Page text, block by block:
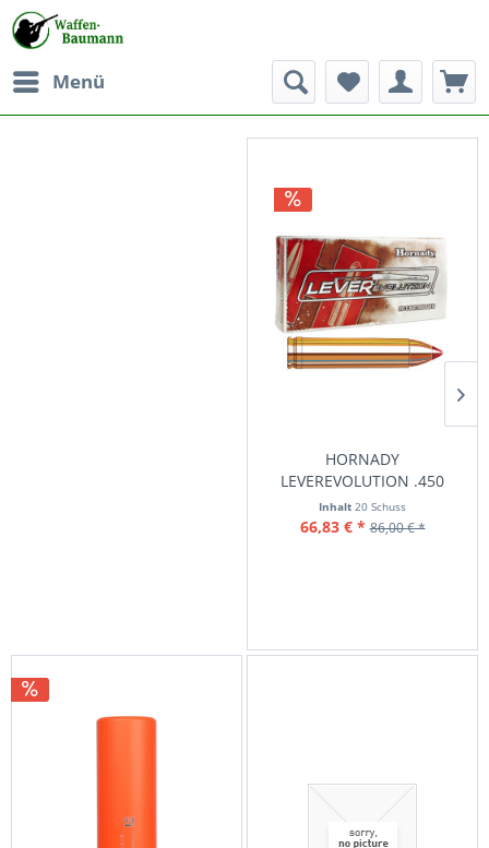
Menü
HORNADY
LEVEREVOLUTION .450
MARLIN 325GR FTX,...
Inhalt 20 Schuss
66,83 € * 86,00 € *